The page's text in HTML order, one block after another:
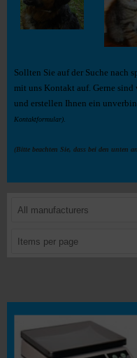
Sollten Sie auf der Suche nach
mit uns Kontakt auf. Gerne
und erstellen Ihnen ein
Kontaktformular)
(Bitte beachten Sie, dass bei den unten
All manufacturers
Items per page